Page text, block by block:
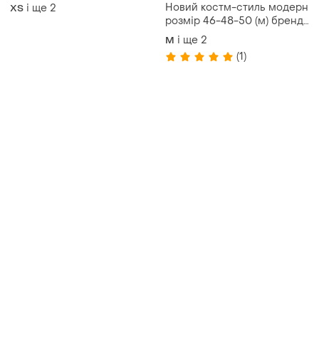
ХS і ще 2
Новий костм-стиль модерн
розмір 46-48-50 (м) бренд
н і м данія
M і ще 2
(1)